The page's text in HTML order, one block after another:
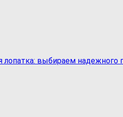
лопатка: выбираем